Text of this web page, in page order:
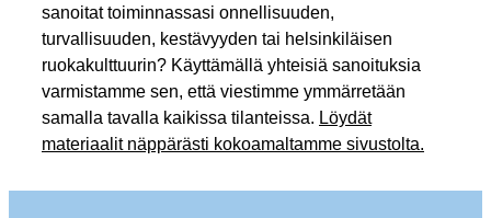
sanoitat toiminnassasi onnellisuuden,
turvallisuuden, kestävyyden tai helsinkiläisen
ruokakulttuurin? Käyttämällä yhteisiä sanoituksia
varmistamme sen, että viestimme ymmärretään
samalla tavalla kaikissa tilanteissa. Löydät
materiaalit näppärästi kokoamaltamme sivustolta.